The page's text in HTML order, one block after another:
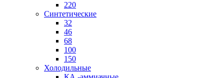
220
Синтетические
32
46
68
100
150
Холодильные